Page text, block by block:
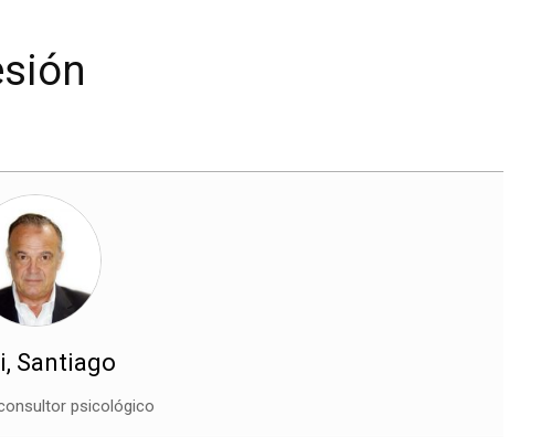
Santiago
psicológico